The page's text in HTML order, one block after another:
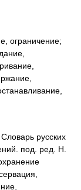
ограничение;
русских
под. ред. Н.